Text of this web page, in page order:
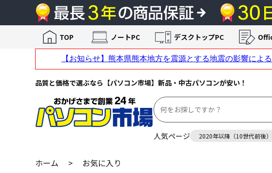
品質と価格で選ぶなら【パソコン市場】新品・中古パソコンが安い！
人気ページ 2020年以降（10世代前後）
TOP ノートPC デスクトップPC
ホーム > お気に入り